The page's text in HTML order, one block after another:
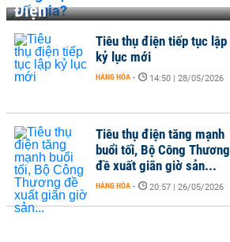
Điện
Tiêu thụ điện tiếp tục lập
kỷ lục mới
HÀNG HÓA - 14:50 | 28/05/2026
Tiêu thụ điện tăng mạnh
buổi tối, Bộ Công Thương
đề xuất giãn giờ sản...
HÀNG HÓA - 20:57 | 26/05/2026